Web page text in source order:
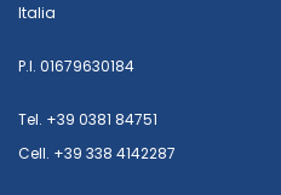
Italia
P.I. 01679630184
Tel. +39 0381 84751
Cell. +39 338 4142287